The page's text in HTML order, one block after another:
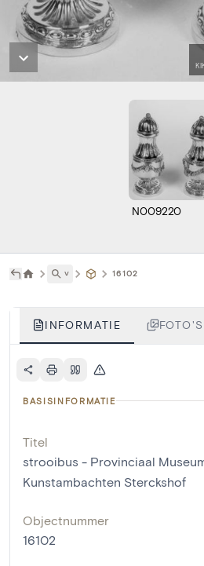
N009220
˅ 16102
INFORMATIE
BASISINFORMATIE
Titel
strooibus - Provinciaal
Kunstambachten Sterckshof
Objectnummer
16102